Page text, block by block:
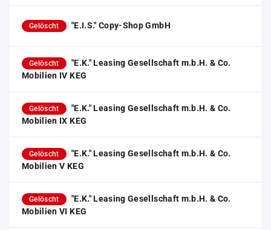
Gelöscht "E.I.S." Copy-Shop GmbH
Gelöscht
"E.K." Leasing Gesellschaft m.b.H. & Co.
Mobilien IV KEG
Gelöscht
"E.K." Leasing Gesellschaft m.b.H. & Co.
Mobilien IX KEG
Gelöscht
"E.K." Leasing Gesellschaft m.b.H. & Co.
Mobilien V KEG
Gelöscht
"E.K." Leasing Gesellschaft m.b.H. & Co.
Mobilien VI KEG